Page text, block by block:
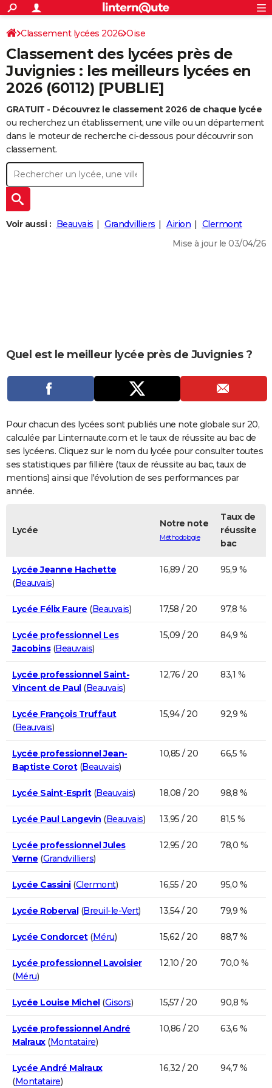
ACTUALITÉS
Politique
Société
Faits Divers
Education
Monde
Villes
+
SPORT
Coupe du monde 2026
Football
Tennis
Cyclisme
Rugby
Forum
CULTURE
Programme TV
TNT
Streaming
Cinéma
Sorties cinéma
Musique
+
FINANCE
Retraite
Impôts
Epargne
Immobilier
Risques naturels par ville
Banque
Assurance
Crédit
AUTO
Essais
Réserver un essai
Citadines
Berlines
SUV
Forum auto
+
HIGH-TECH
BRICOLAGE
Forum
Aménagement intérieur
Extérieur
Cuisine
Salle de bains
Jardinage
Rangement
+WEEK-END
Guides de France
Escapades
Patrimoine
Expositions
Musées
Week-end nature
+
LIFESTYLE
CARTE DE VOEUX
Carte de Noël
Carte Bonne année
Carte Saint-Valentin
Carte Pâques
Carte d'anniversaire
DICTIONNAIRE
COPAINS D'AVANT
S'inscrire
Se connecter
Lycées
Collèges
Primaires
Universités
Entreprises
Service militaire
Avis de recherche
AVIS DE DÉCÈS
FORUM
S'inscrire
Connexion
Classement lycées 2026 Oise
Classement des lycées près de
Juvignies : les meilleurs lycées en
2026 (60112) [PUBLIE]
GRATUIT - Découvrez le classement 2026 de chaque lycée
ou recherchez un établissement, une ville ou un département
dans le moteur de recherche ci-dessous pour découvrir son
classement.
Voir aussi : Beauvais Grandvilliers Airion
Clermont
Mise à jour le 03/04/26
Quel est le meilleur lycée près de Juvignies ?
Pour chacun des lycées sont publiés une note globale sur 20,
calculée par Linternaute.com et le taux de réussite au bac de
ses lycéens. Cliquez sur le nom du lycée pour consulter toutes
ses statistiques par fillière (taux de réussite au bac, taux de
mentions) ainsi que l'évolution de ses performances par
année.
Lycée
Notre note
Méthodologie
Taux de
réussite
bac
Lycée Jeanne Hachette
(Beauvais)
16,89 / 20 95,9 %
Lycée Félix Faure (Beauvais) 17,58 / 20 97,8 %
Lycée professionnel Les
Jacobins(Beauvais)
15,09 / 20 84,9 %
Lycée professionnel Saint-
Vincent de Paul(Beauvais)
12,76 / 20 83,1 %
Lycée François Truffaut
(Beauvais)
15,94 / 20 92,9 %
Lycée professionnel Jean-
Baptiste Corot(Beauvais)
10,85 / 20 66,5 %
Lycée Saint-Esprit(Beauvais) 18,08 / 20 98,8 %
Lycée Paul Langevin (Beauvais) 13,95 / 20 81,5 %
Lycée professionnel Jules
Verne (Grandvilliers)
12,95 / 20 78,0 %
Lycée Cassini(Clermont) 16,55 / 20 95,0 %
Lycée Roberval(Breuil-le-Vert) 13,54 / 20 79,9 %
Lycée Condorcet(Méru) 15,62 / 20 88,7 %
Lycée professionnel Lavoisier
(Méru)
12,10 / 20 70,0 %
Lycée Louise Michel(Gisors) 15,57 / 20 90,8 %
Lycée professionnel André
Malraux(Montataire)
10,86 / 20 63,6 %
Lycée André Malraux
(Montataire)
16,32 / 20 94,7 %